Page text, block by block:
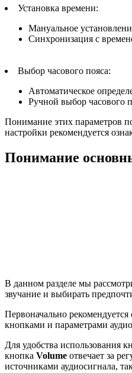
Установка времени:
Мануальное
Синхронизация с
Выбор часового пояса:
Автоматическое
Ручной выбор часового
Понимание этих параметров
настройки рекомендуется
Понимание
В данном разделе мы
звучание и выбирать
Первоначально
кнопками и параметрами
Для удобства использования
кнопка Volume отвечает за
источниками аудиосигнала,